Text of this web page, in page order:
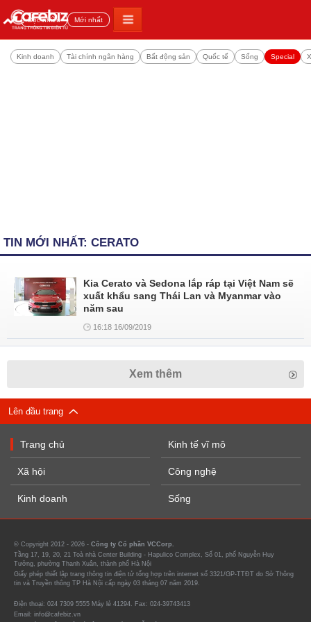
Đọc nhiều Mới nhất
Kinh doanh Tài chính ngân hàng Bất động sản Quốc tế Sống Special
TIN MỚI NHẤT: CERATO
Kia Cerato và Sedona lắp ráp tại Việt Nam sẽ
xuất khẩu sang Thái Lan và Myanmar vào
năm sau
16:18 16/09/2019
Xem thêm
Lên đầu trang
Trang chủ
Xã hội
Kinh doanh
Kinh tế vĩ mô
Công nghệ
Sống
© Copyright 2012 - 2026 - Công ty Cổ phần VCCorp.
Tầng 17, 19, 20, 21 Toà nhà Center Building - Hapulico Complex, Số 01, phố Nguyễn Huy
Tưởng, phường Thanh Xuân, thành phố Hà Nội
Giấy phép thiết lập trang thông tin điện tử tổng hợp trên internet số 3321/GP-TTĐT do Sở Thông
tin và Truyền thông TP Hà Nội cấp ngày 03 tháng 07 năm 2019.
Điện thoại: 024 7309 5555 Máy lẻ 41294. Fax: 024-39743413
Email: info@cafebiz.vn